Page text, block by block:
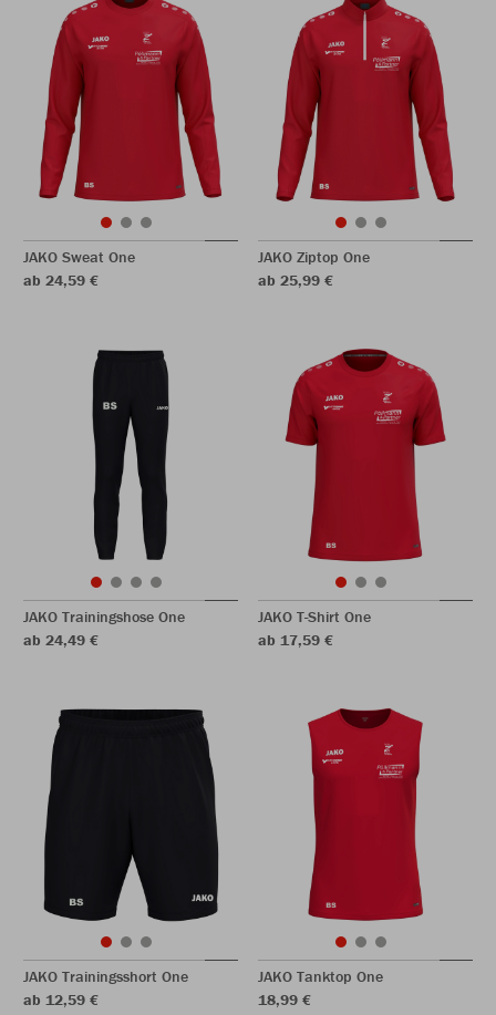
JAKO Sweat One
ab 24,59 €
JAKO Ziptop One
ab 25,99 €
JAKO Trainingshose One
ab 24,49 €
JAKO T-Shirt One
ab 17,59 €
JAKO Trainingsshort One
ab 12,59 €
JAKO Tanktop One
18,99 €